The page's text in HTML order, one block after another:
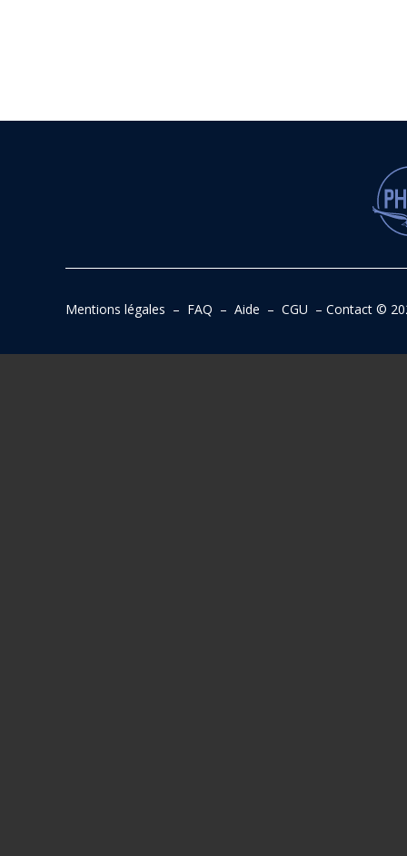
Mentions légales – FAQ – Aide – CGU – Contact©